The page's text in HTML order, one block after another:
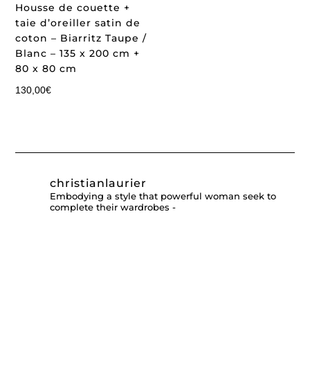
Housse de couette +
taie d’oreiller satin de
coton – Biarritz Taupe /
Blanc – 135 x 200 cm +
80 x 80 cm
130,00€
christianlaurier
Embodying a style that powerful woman seek to
complete their wardrobes -